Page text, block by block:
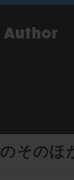
そのほ